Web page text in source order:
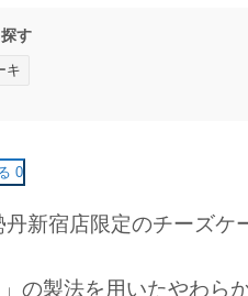
す
キ
0
新宿店限定のチーズケ
の製法を用いたやわら